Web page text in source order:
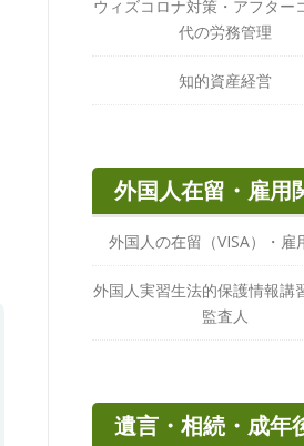
ウィズコロナ対策・アフター
代の労務管理
知的資産経営
外国人在留・雇用
外国人の在留（VISA）・雇
外国人実習生法的保護情報講
監査人
遺言・相続・成年